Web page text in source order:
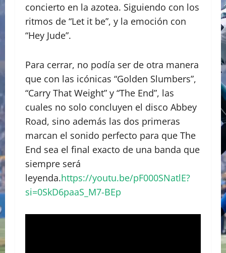
concierto en la azotea. Siguiendo con los
ritmos de “Let it be”, y la emoción con
“Hey Jude”.
Para cerrar, no podía ser de otra manera
que con las icónicas “Golden Slumbers”,
“Carry That Weight” y “The End”, las
cuales no solo concluyen el disco Abbey
Road, sino además las dos primeras
marcan el sonido perfecto para que The
End sea el final exacto de una banda que
siempre será
leyenda.https://youtu.be/pF000SNatlE?
si=0SkD6paaS_M7-BEp